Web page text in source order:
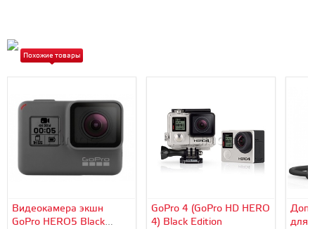
Похожие товары
Видеокамера экшн
GoPro HERO5 Black
GoPro 4 (GoPro HD HERO
4) Black Edition
для